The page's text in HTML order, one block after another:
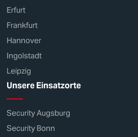
Erfurt
Frankfurt
Hannover
Ingolstadt
Leipzig
Unsere Einsatzorte
Security Augsburg
Security Bonn